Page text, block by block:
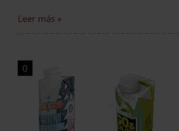
Leer más »
0